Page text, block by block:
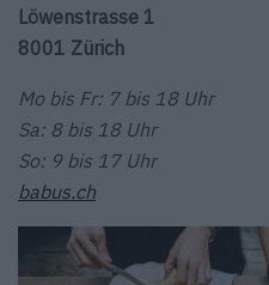
Löwenstrasse 1
8001 Zürich
Mo bis Fr: 7 bis 18 Uhr
Sa: 8 bis 18 Uhr
So: 9 bis 17 Uhr
babus.ch